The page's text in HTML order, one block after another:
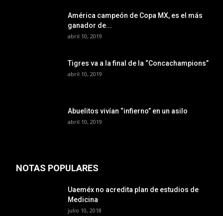
América campeón de Copa MX, es el más
ganador de...
abril 10, 2019
Tigres va a la final de la “Concachampions”
abril 10, 2019
Abuelitos vivían “infierno” en un asilo
abril 10, 2019
NOTAS POPULARES
Uaeméx no acredita plan de estudios de
Medicina
julio 10, 2018